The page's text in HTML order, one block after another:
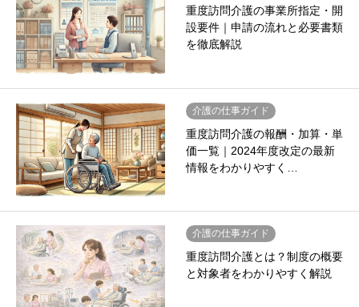
重度訪問介護の事業所指定・開
設要件｜申請の流れと必要書類
を徹底解説
介護の仕事ガイド
重度訪問介護の報酬・加算・単
価一覧｜2024年度改定の最新
情報をわかりやすく…
介護の仕事ガイド
重度訪問介護とは？制度の概要
と対象者をわかりやすく解説